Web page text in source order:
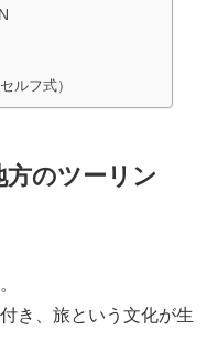
ルフ式）
のツーリン
き、旅という文化が生